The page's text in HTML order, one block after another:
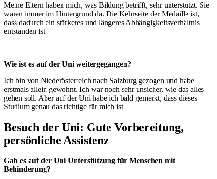
Meine Eltern haben mich, was Bildung betrifft, sehr unterstützt. Sie
waren immer im Hintergrund da. Die Kehrseite der Medaille ist,
dass dadurch ein stärkeres und längeres Abhängigkeitsverhältnis
entstanden ist.
Wie ist es auf der Uni weitergegangen?
Ich bin von Niederösterreich nach Salzburg gezogen und habe
erstmals allein gewohnt. Ich war noch sehr unsicher, wie das alles
gehen soll. Aber auf der Uni habe ich bald gemerkt, dass dieses
Studium genau das richtige für mich ist.
Besuch der Uni: Gute Vorbereitung,
persönliche Assistenz
Gab es auf der Uni Unterstützung für Menschen mit
Behinderung?